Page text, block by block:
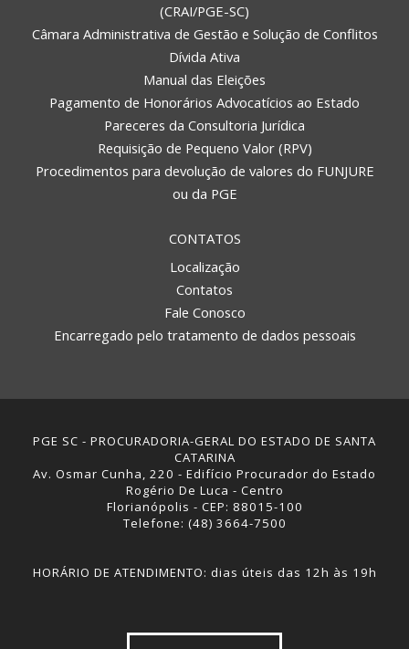
(CRAI/PGE-SC)
Câmara Administrativa de Gestão e Solução de Conflitos
Dívida Ativa
Manual das Eleições
Pagamento de Honorários Advocatícios ao Estado
Pareceres da Consultoria Jurídica
Requisição de Pequeno Valor (RPV)
Procedimentos para devolução de valores do FUNJURE
ou da PGE
CONTATOS
Localização
Contatos
Fale Conosco
Encarregado pelo tratamento de dados pessoais
PGE SC - PROCURADORIA-GERAL DO ESTADO DE SANTA
CATARINA
Av. Osmar Cunha, 220 - Edifício Procurador do Estado
Rogério De Luca - Centro
Florianópolis - CEP: 88015-100
Telefone: (48) 3664-7500
HORÁRIO DE ATENDIMENTO: dias úteis das 12h às 19h